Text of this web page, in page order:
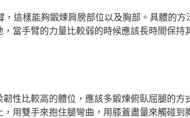
這樣能夠鍛煉肩膀部位以及胸部。具體的
當手臂的力量比較弱的時候應該長時間保持
性比較高的體位，應該多鍛煉俯臥屈腿的方
用雙手來抱住腿彎曲，用膝蓋盡量來觸碰到